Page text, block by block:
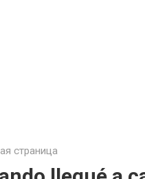
страница